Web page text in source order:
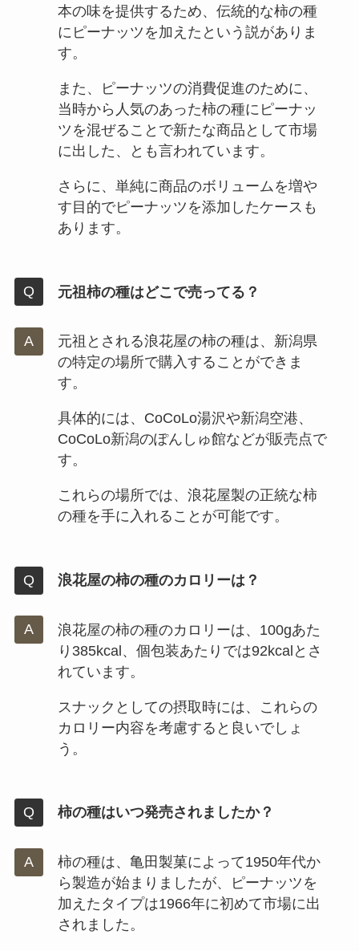
本の味を提供するため、伝統的な柿の種
にピーナッツを加えたという説がありま
す。
また、ピーナッツの消費促進のために、
当時から人気のあった柿の種にピーナッ
ツを混ぜることで新たな商品として市場
に出した、とも言われています。
さらに、単純に商品のボリュームを増や
す目的でピーナッツを添加したケースも
あります。
元祖柿の種はどこで売ってる？
元祖とされる浪花屋の柿の種は、新潟県
の特定の場所で購入することができま
す。
具体的には、CoCoLo湯沢や新潟空港、
CoCoLo新潟のぽんしゅ館などが販売点で
す。
これらの場所では、浪花屋製の正統な柿
の種を手に入れることが可能です。
浪花屋の柿の種のカロリーは？
浪花屋の柿の種のカロリーは、100gあた
り385kcal、個包装あたりでは92kcalとさ
れています。
スナックとしての摂取時には、これらの
カロリー内容を考慮すると良いでしょ
う。
柿の種はいつ発売されましたか？
柿の種は、亀田製菓によって1950年代か
ら製造が始まりましたが、ピーナッツを
加えたタイプは1966年に初めて市場に出
されました。